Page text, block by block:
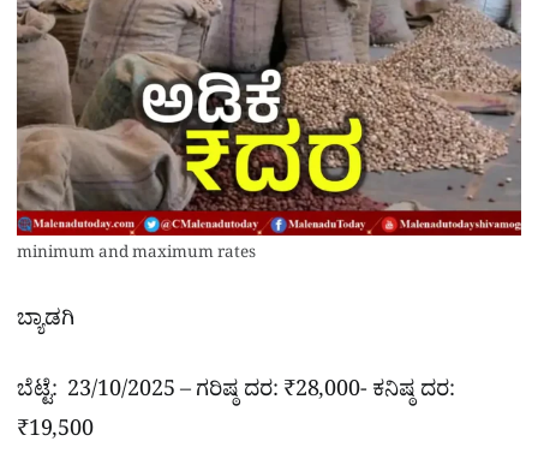
minimum and maximum rates
ಬ್ಯಾಡಗಿ
ಬೆಟ್ಟೆ: 23/10/2025 – ಗರಿಷ್ಠ ದರ: ₹28,000- ಕನಿಷ್ಠ ದರ:
₹19,500